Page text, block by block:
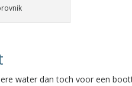
water dan toch voor een